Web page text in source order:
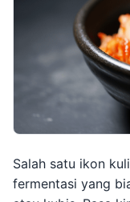
Salah satu ikon
fermentasi yang